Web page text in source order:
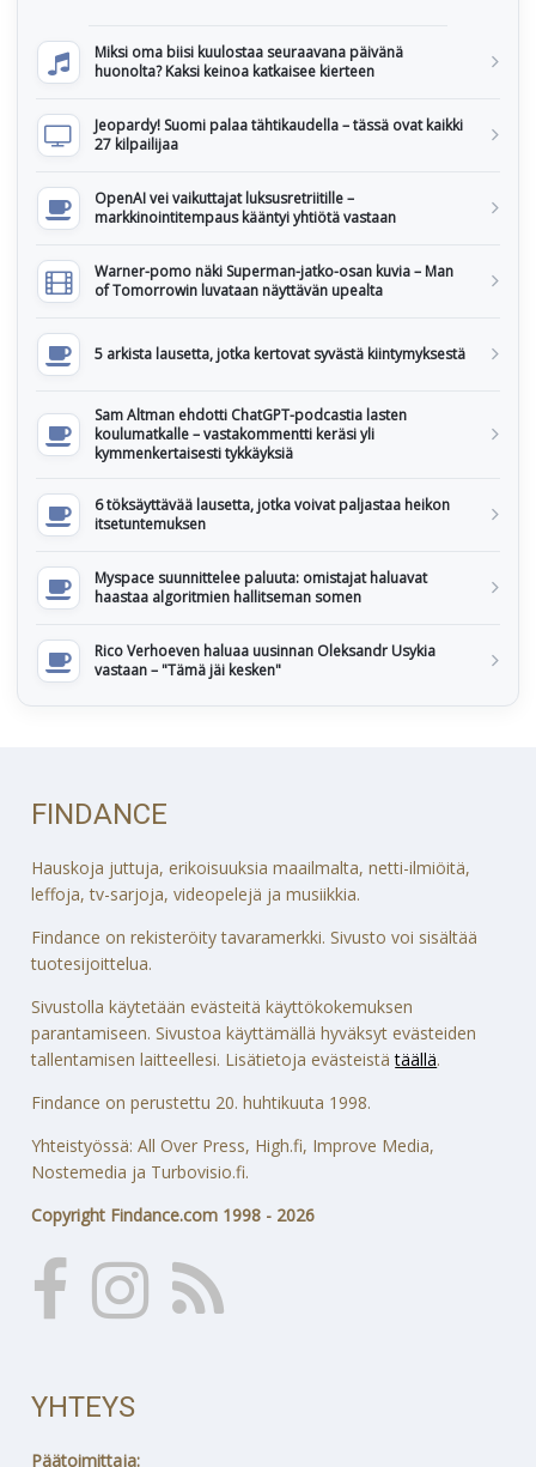
Miksi oma biisi kuulostaa seuraavana päivänä
huonolta? Kaksi keinoa katkaisee kierteen
Jeopardy! Suomi palaa tähtikaudella – tässä ovat kaikki
27 kilpailijaa
OpenAI vei vaikuttajat luksusretriitille –
markkinointitempaus kääntyi yhtiötä vastaan
Warner-pomo näki Superman-jatko-osan kuvia – Man
of Tomorrowin luvataan näyttävän upealta
5 arkista lausetta, jotka kertovat syvästä kiintymyksestä
Sam Altman ehdotti ChatGPT-podcastia lasten
koulumatkalle – vastakommentti keräsi yli
kymmenkertaisesti tykkäyksiä
6 töksäyttävää lausetta, jotka voivat paljastaa heikon
itsetuntemuksen
Myspace suunnittelee paluuta: omistajat haluavat
haastaa algoritmien hallitseman somen
Rico Verhoeven haluaa uusinnan Oleksandr Usykia
vastaan – "Tämä jäi kesken"
FINDANCE
Hauskoja juttuja, erikoisuuksia maailmalta, netti-ilmiöitä,
leffoja, tv-sarjoja, videopelejä ja musiikkia.
Findance on rekisteröity tavaramerkki. Sivusto voi sisältää
tuotesijoittelua.
Sivustolla käytetään evästeitä käyttökokemuksen
parantamiseen. Sivustoa käyttämällä hyväksyt evästeiden
tallentamisen laitteellesi. Lisätietoja evästeistätäällä.
Findance on perustettu 20. huhtikuuta 1998.
Yhteistyössä: All Over Press, High.fi, Improve Media,
Nostemedia ja Turbovisio.fi.
Copyright Findance.com 1998 - 2026
YHTEYS
Päätoimittaja: